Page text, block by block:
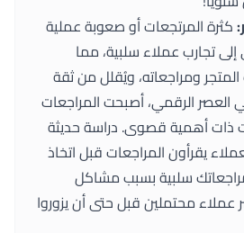
كثرة المرتجعات أو صعوبة عملية
تجارب عملاء سلبية، مما
ومراجعاته، ويُقلل من ثقة
العصر الرقمي، أصبحت المراجعات
ذات أهمية قصوى. دراسة حديثة
من العملاء يقرأون المراجعات قبل اتخاذ
مراجعاتك سلبية بسبب مشاكل
عملاء محتملين قبل حتى أن يزوروا